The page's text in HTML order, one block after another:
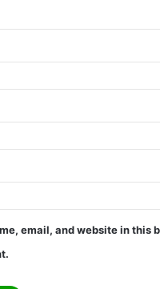
email, and website in this